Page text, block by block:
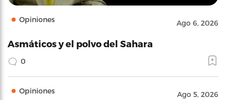
Opiniones Ago 6, 2026
Asmáticos y el polvo del Sahara
0
Opiniones Ago 5, 2026